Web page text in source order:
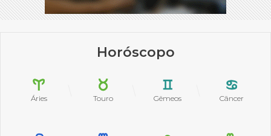
Horóscopo
Áries Touro Gêmeos Câncer